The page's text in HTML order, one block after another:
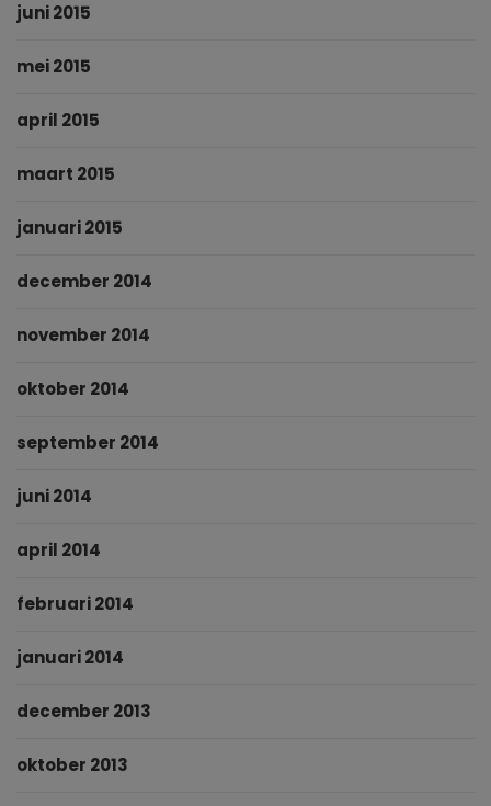
juni 2015
mei 2015
april 2015
maart 2015
januari 2015
december 2014
november 2014
oktober 2014
september 2014
juni 2014
april 2014
februari 2014
januari 2014
december 2013
oktober 2013